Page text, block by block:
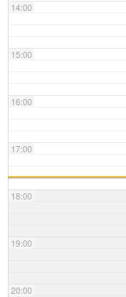
14:00
15:00
16:00
17:00
18:00
19:00
20:00